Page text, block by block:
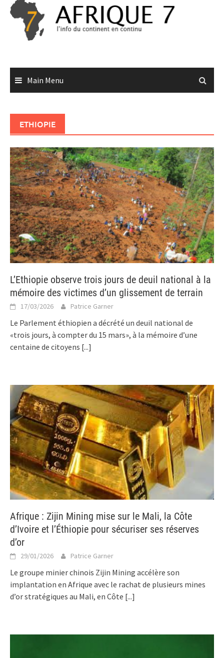
Skip
content
Main Menu
ETHIOPIE
L’Ethiopie observe trois jours de deuil national à la
mémoire des victimes d’un glissement de terrain
17/03/2026 Patrice Garner
Le Parlement éthiopien a décrété un deuil national de
«trois jours, à compter du 15 mars», à la mémoire d’une
centaine de citoyens [...]
Afrique : Zijin Mining mise sur le Mali, la Côte
d’Ivoire et l’Éthiopie pour sécuriser ses réserves
d’or
29/01/2026 Patrice Garner
Le groupe minier chinois Zijin Mining accélère son
implantation en Afrique avec le rachat de plusieurs mines
d’or stratégiques au Mali, en Côte [...]